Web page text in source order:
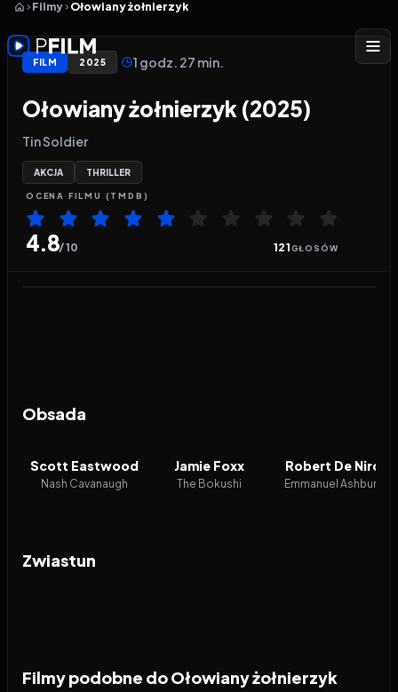
Filmy Ołowiany żołnierzyk
FILM 2025 1 godz. 27 min.
Ołowiany żołnierzyk (2025)
Tin Soldier
AKCJA THRILLER
OCENA FILMU (TMDB)
4.8/ 10 121GŁOSÓW
Obsada
Scott Eastwood
Nash Cavanaugh
Jamie Foxx
The Bokushi
Robert De Niro
Emmanuel Ashburn
Zwiastun
Filmy podobne do Ołowiany żołnierzyk